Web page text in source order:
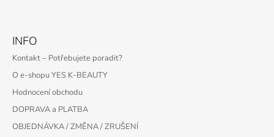
INFO
Kontakt – Potřebujete poradit?
O e-shopu YES K-BEAUTY
Hodnocení obchodu
DOPRAVA a PLATBA
OBJEDNÁVKA / ZMĚNA / ZRUŠENÍ